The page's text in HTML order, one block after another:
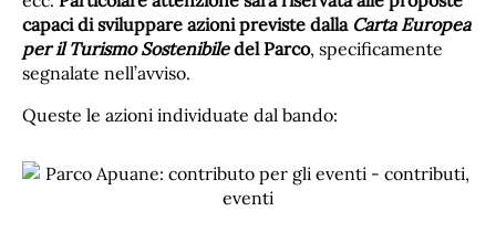
capaci di sviluppare azioni previste dalla Carta Europea
per il Turismo Sostenibiledel Parco, specificamente
segnalate nell’avviso.
Queste le azioni individuate dal bando: